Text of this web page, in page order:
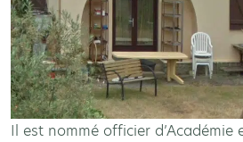
Il est nommé officier d’Académie